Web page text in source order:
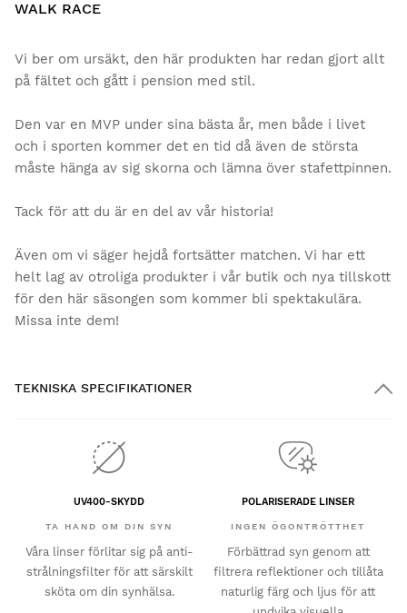
WALK RACE
Vi ber om ursäkt, den här produkten har redan gjort allt
på fältet och gått i pension med stil.
Den var en MVP under sina bästa år, men både i livet
och i sporten kommer det en tid då även de största
måste hänga av sig skorna och lämna över stafettpinnen.
Tack för att du är en del av vår historia!
Även om vi säger hejdå fortsätter matchen. Vi har ett
helt lag av otroliga produkter i vår butik och nya tillskott
för den här säsongen som kommer bli spektakulära.
Missa inte dem!
TEKNISKA SPECIFIKATIONER
UV400-SKYDD
TA HAND OM DIN SYN
Våra linser förlitar sig på anti-
strålningsfilter för att särskilt
sköta om din synhälsa.
POLARISERADE LINSER
INGEN ÖGONTRÖTTHET
Förbättrad syn genom att
filtrera reflektioner och tillåta
naturlig färg och ljus för att